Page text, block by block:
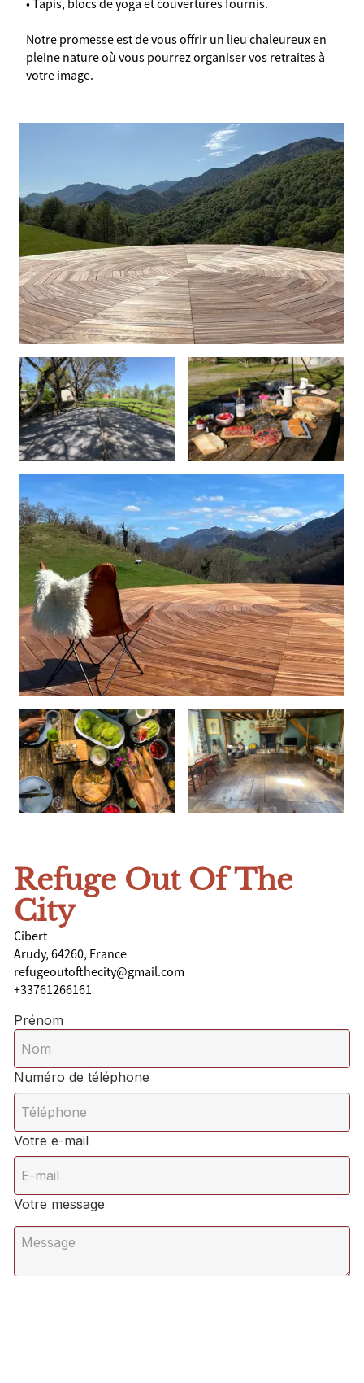
Notre promesse est de vous offrir un lieu chaleureux en
pleine nature où vous pourrez organiser vos retraites à
votre image.
Refuge Out Of The
City
Cibert
Arudy, 64260, France
refugeoutofthecity@gmail.com
+33761266161
Prénom
Numéro de téléphone
Votre e-mail
Votre message